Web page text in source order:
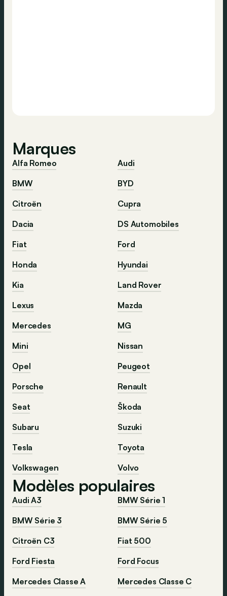
Marques
Alfa Romeo
Audi
BMW
BYD
Citroën
Cupra
Dacia
DS Automobiles
Fiat
Ford
Honda
Hyundai
Kia
Land Rover
Lexus
Mazda
Mercedes
MG
Mini
Nissan
Opel
Peugeot
Porsche
Renault
Seat
Škoda
Subaru
Suzuki
Tesla
Toyota
Volkswagen
Volvo
Modèles populaires
Audi A3
BMW Série 1
BMW Série 3
BMW Série 5
Citroën C3
Fiat 500
Ford Fiesta
Ford Focus
Mercedes Classe A
Mercedes Classe C